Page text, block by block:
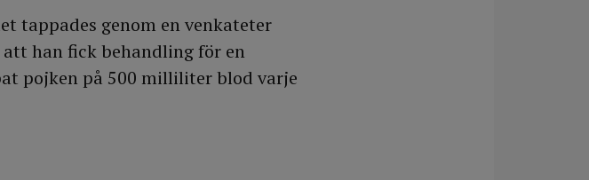
tappades genom en venkateter
han fick behandling för en
pojken på 500 milliliter blod varje